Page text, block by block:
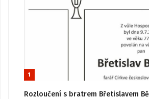
1
Rozloučení s bratrem Břetislavem